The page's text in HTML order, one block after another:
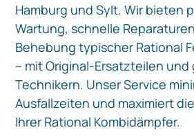
Hamburg und Sylt. Wir bieten
Wartung, schnelle
Behebung typischer Rational
– mit Original-Ersatzteilen
Technikern. Unser Service
Ausfallzeiten und maximiert
Ihrer Rational Kombidämpfer.